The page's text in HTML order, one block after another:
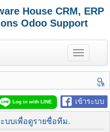
House CRM, ERP
Odoo Support
T
o
g
e
n
a
v
g
นห
า
เข้าระบบ
Log in with LINE
บบเพื่อดูรายชื่อทีม.